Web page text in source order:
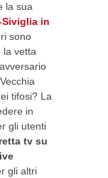
la sua
in
sono
la vetta
tifosi? La
in
gli utenti
tv su
gli altri